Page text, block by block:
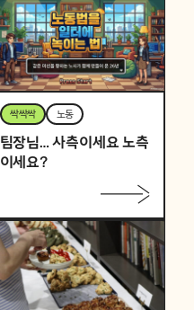
싹싹싹 노동
팀장님… 사측이세요 노측
이세요?